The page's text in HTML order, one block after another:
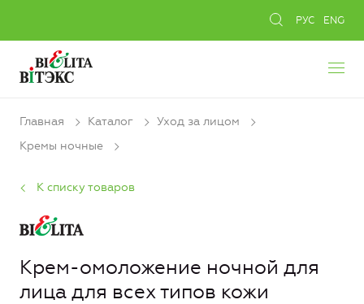
РУС ENG
Главная Каталог
Уход за лицом
Кремы ночные
К списку товаров
Крем-омоложение ночной для
лица для всех типов кожи